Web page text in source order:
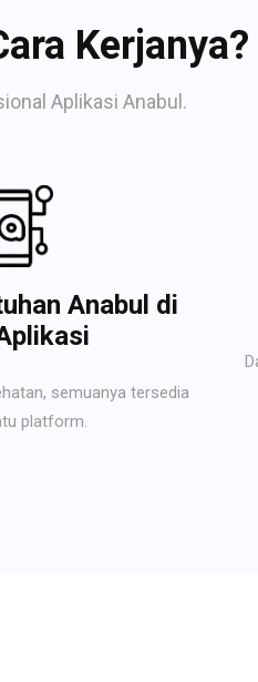
Kerjanya?
Aplikasi Anabul.
Anabul di
semuanya tersedia
platform.